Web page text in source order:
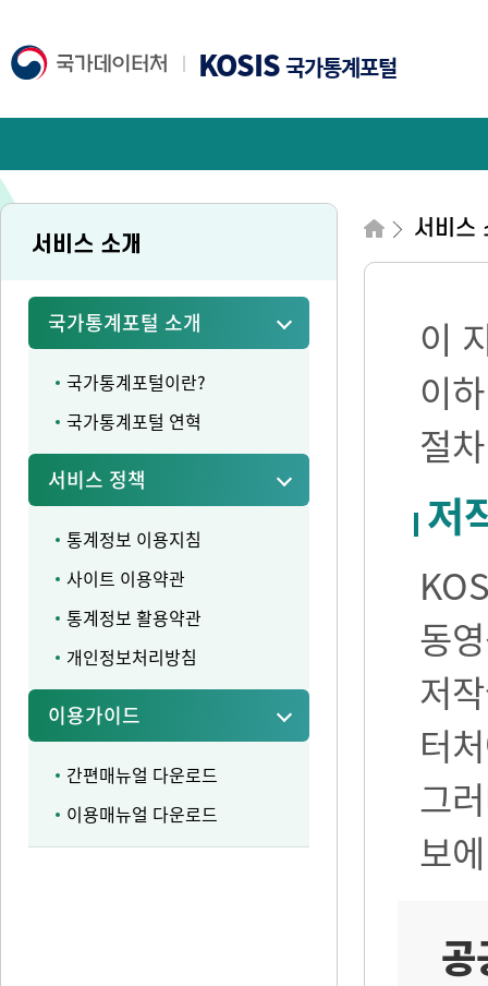
KOSIS국가통계포털
서비스 소개
국가통계포털 소개
국가통계포털이란?
국가통계포털 연혁
서비스 정책
통계정보 이용지침
사이트 이용약관
통계정보 활용약관
개인정보처리방침
이용가이드
간편매뉴얼 다운로드
이용매뉴얼 다운로드
서비스
이
이
절
저
동
저
터
그
보